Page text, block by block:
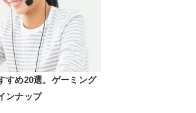
すめ20選。ゲーミング
ンナップ